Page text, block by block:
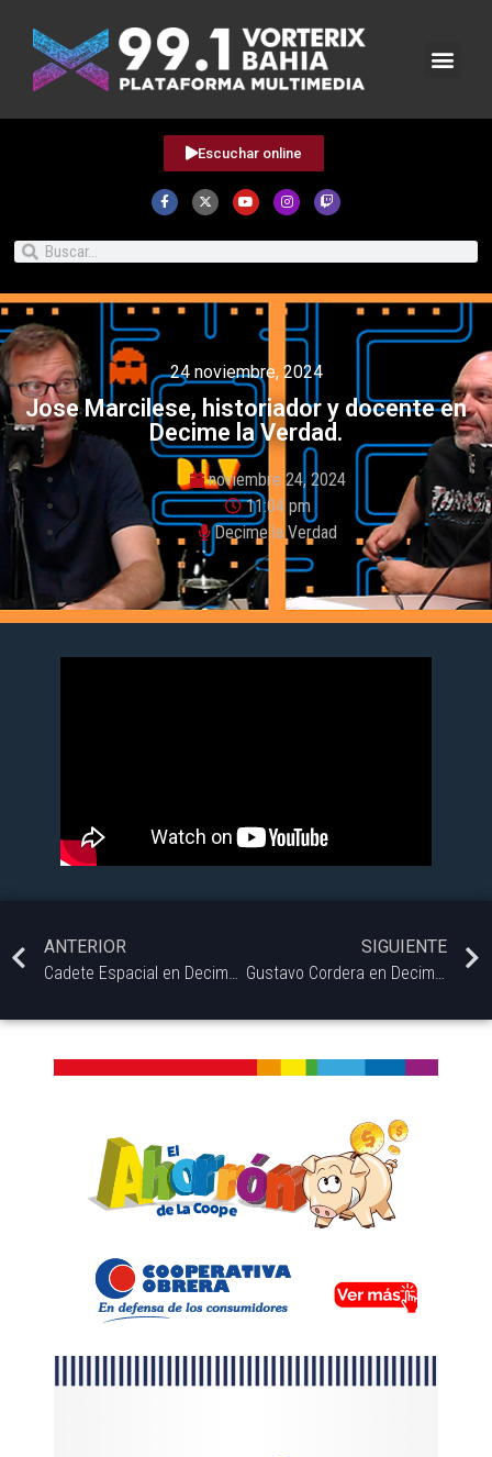
Escuchar online
24 noviembre, 2024
Jose Marcilese, historiador y docente en
Decime la Verdad.
noviembre 24, 2024
11:04 pm
Decime la Verdad
ANTERIOR
SIGUIENTE